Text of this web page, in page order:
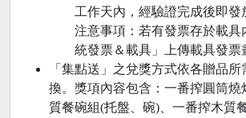
工作天內，經驗證完成後即發
注意事項：若有發票存於載具
統發票＆載具」上傳載具發票
「集點送」之兌獎方式依各贈品
換。獎項內容包含：一番搾圓筒燒
質餐碗組(托盤、碗)、一番搾木質